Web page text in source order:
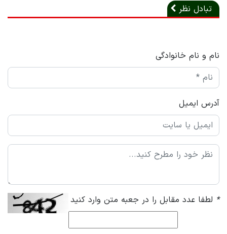
تبادل نظر
نام و نام خانوادگی
آدرس ایمیل
* لطفا عدد مقابل را در جعبه متن وارد کنید